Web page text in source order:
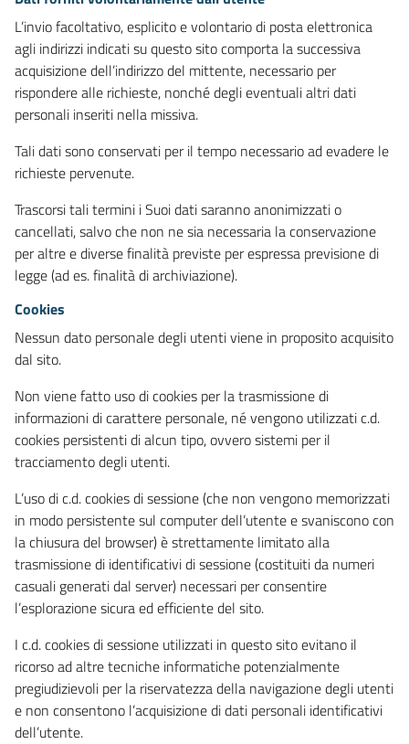
L’invio facoltativo, esplicito e volontario di posta elettronica
agli indirizzi indicati su questo sito comporta la successiva
acquisizione dell’indirizzo del mittente, necessario per
rispondere alle richieste, nonché degli eventuali altri dati
personali inseriti nella missiva.
Tali dati sono conservati per il tempo necessario ad evadere le
richieste pervenute.
Trascorsi tali termini i Suoi dati saranno anonimizzati o
cancellati, salvo che non ne sia necessaria la conservazione
per altre e diverse finalità previste per espressa previsione di
legge (ad es. finalità di archiviazione).
Cookies
Nessun dato personale degli utenti viene in proposito acquisito
dal sito.
Non viene fatto uso di cookies per la trasmissione di
informazioni di carattere personale, né vengono utilizzati c.d.
cookies persistenti di alcun tipo, ovvero sistemi per il
tracciamento degli utenti.
L’uso di c.d. cookies di sessione (che non vengono memorizzati
in modo persistente sul computer dell’utente e svaniscono con
la chiusura del browser) è strettamente limitato alla
trasmissione di identificativi di sessione (costituiti da numeri
casuali generati dal server) necessari per consentire
l’esplorazione sicura ed efficiente del sito.
I c.d. cookies di sessione utilizzati in questo sito evitano il
ricorso ad altre tecniche informatiche potenzialmente
pregiudizievoli per la riservatezza della navigazione degli utenti
e non consentono l’acquisizione di dati personali identificativi
dell’utente.